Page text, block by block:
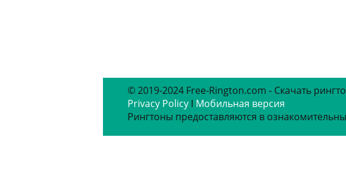
© 2019-2024 Free-Rington.com - Скачать
Privacy Policy ǀ Мобильная версия
Рингтоны предоставляются в